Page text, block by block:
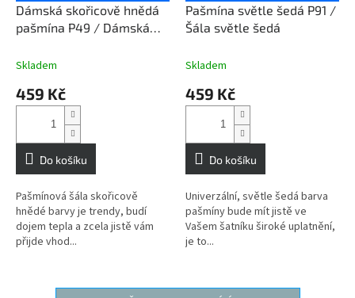
Dámská skořicově hnědá
pašmína P49 / Dámská
Skladem
459 Kč
Do košíku
Pašmínová šála skořicově
hnědé barvy je trendy, budí
dojem tepla a zcela jistě vám
přijde vhod...
Pašmína světle šedá P91 /
Šála světle šedá
Skladem
459 Kč
Do košíku
Univerzální, světle šedá barva
pašmíny bude mít jistě ve
Vašem šatníku široké uplatnění,
je to...